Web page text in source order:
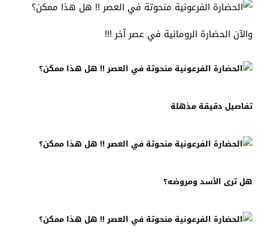
والآن الحضارة الرومانية في عصر آخر !!!
تفاصيل دقيقة مذهلة
هل ترى الأسد ومروضه؟